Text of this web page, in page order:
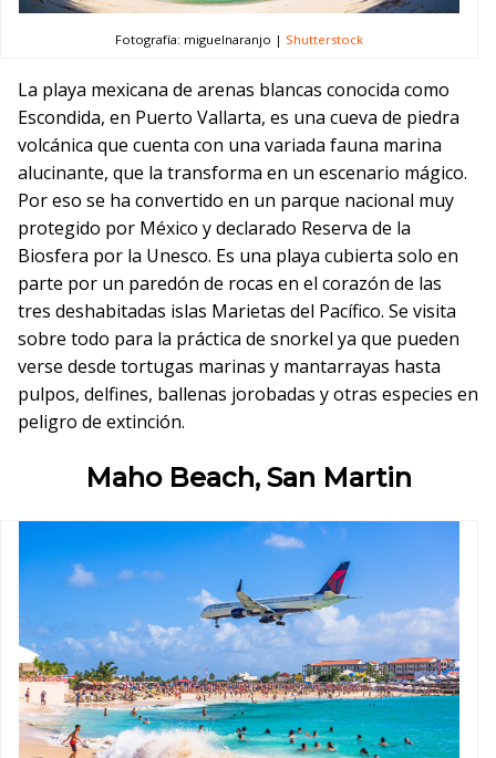
Fotografía: miguelnaranjo | Shutterstock
La playa mexicana de arenas blancas conocida como
Escondida, en Puerto Vallarta, es una cueva de piedra
volcánica que cuenta con una variada fauna marina
alucinante, que la transforma en un escenario mágico.
Por eso se ha convertido en un parque nacional muy
protegido por México y declarado Reserva de la
Biosfera por la Unesco. Es una playa cubierta solo en
parte por un paredón de rocas en el corazón de las
tres deshabitadas islas Marietas del Pacífico. Se visita
sobre todo para la práctica de snorkel ya que pueden
verse desde tortugas marinas y mantarrayas hasta
pulpos, delfines, ballenas jorobadas y otras especies en
peligro de extinción.
Maho Beach, San Martin